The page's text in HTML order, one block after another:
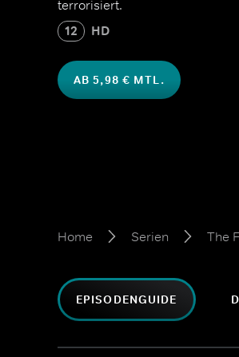
terrorisiert.
12 HD
AB 5,98 € MTL.
Home Serien The
EPISODENGUIDE